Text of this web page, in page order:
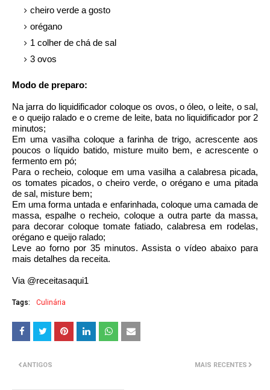
cheiro verde a gosto
orégano
1 colher de chá de sal
3 ovos
Modo de preparo:
Na jarra do liquidificador coloque os ovos, o óleo, o leite, o sal,
e o queijo ralado e o creme de leite, bata no liquidificador por 2
minutos;
Em uma vasilha coloque a farinha de trigo, acrescente aos
poucos o líquido batido, misture muito bem, e acrescente o
fermento em pó;
Para o recheio, coloque em uma vasilha a calabresa picada,
os tomates picados, o cheiro verde, o orégano e uma pitada
de sal, misture bem;
Em uma forma untada e enfarinhada, coloque uma camada de
massa, espalhe o recheio, coloque a outra parte da massa,
para decorar coloque tomate fatiado, calabresa em rodelas,
orégano e queijo ralado;
Leve ao forno por 35 minutos. Assista o vídeo abaixo para
mais detalhes da receita.
Via @receitasaqui1
Tags: Culinária
MAIS RECENTES
ANTIGOS